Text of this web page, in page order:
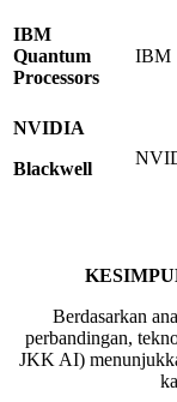
IBM
Quantum
Processors
IBM
NVIDIA
Blackwell
Berdasarkan
perbandingan,
JKK AI)